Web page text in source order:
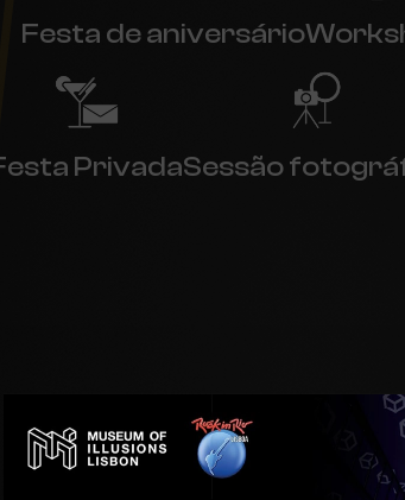
Festa de aniversário
PrivadaSessão
TORNE AS SUAS IDEIAS